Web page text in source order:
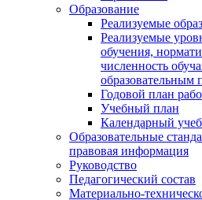
Образование
Реализуемые
Реализуемые
обучения,
численность
образовательным
Годовой план
Учебный план
Календарный
Образовательные
правовая информация
Руководство
Педагогический состав
Материально-